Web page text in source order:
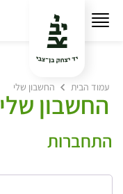
עמוד הבית החשבון שלי
החשבון שלי
התחברות